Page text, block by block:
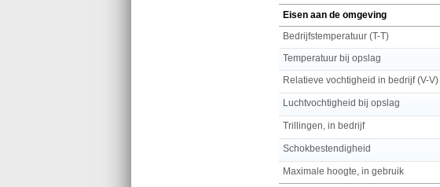
Eisen aan de omgeving
Bedrijfstemperatuur (T-T)
Temperatuur bij opslag
Relatieve vochtigheid in bedrijf (V-V)
Luchtvochtigheid bij opslag
Trillingen, in bedrijf
Schokbestendigheid
Maximale hoogte, in gebruik